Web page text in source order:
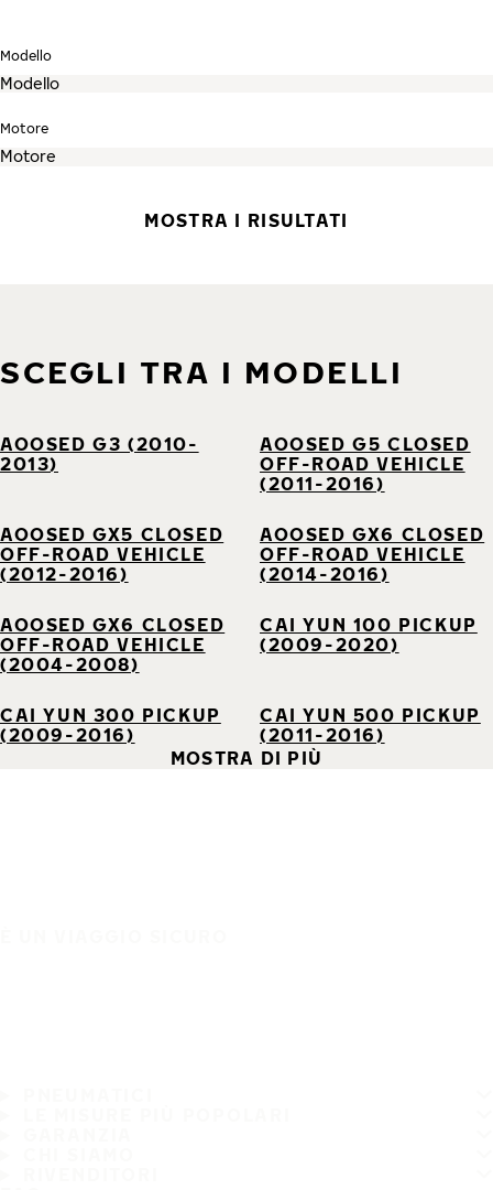
Modello
Motore
MOSTRA I RISULTATI
SCEGLI TRA I MODELLI
AOOSED G3 (2010-
2013)
AOOSED G5 CLOSED
OFF-ROAD VEHICLE
(2011-2016)
AOOSED GX5 CLOSED
OFF-ROAD VEHICLE
(2012-2016)
AOOSED GX6 CLOSED
OFF-ROAD VEHICLE
(2014-2016)
AOOSED GX6 CLOSED
OFF-ROAD VEHICLE
(2004-2008)
CAI YUN 100 PICKUP
(2009-2020)
CAI YUN 300 PICKUP
(2009-2016)
CAI YUN 500 PICKUP
(2011-2016)
MOSTRA DI PIÙ